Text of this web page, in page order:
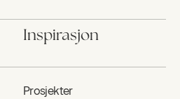
Inspirasjon
Prosjekter